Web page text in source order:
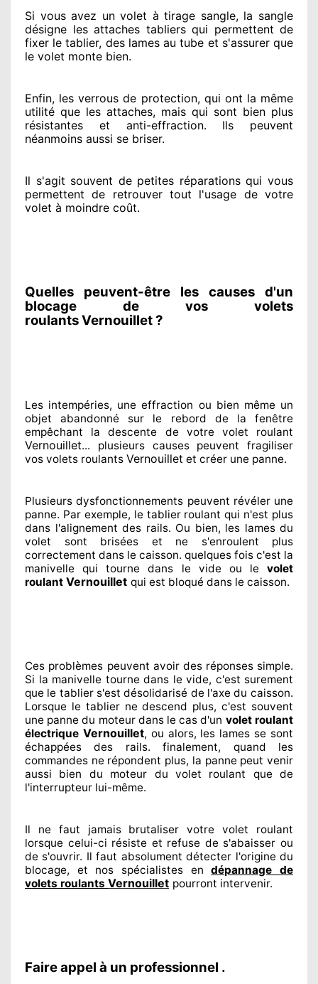
Si vous avez un volet à tirage sangle, la sangle
désigne les attaches tabliers qui permettent de
fixer le tablier, des lames au tube et s'assurerque
le volet monte bien.
Enfin, les verrous de protection, qui ont la même
utilité que les attaches, mais qui sont bien plus
résistantes et anti-effraction. Ils peuvent
néanmoins aussi se briser.
Il s'agit souvent de petites réparations qui vous
permettent de retrouver tout l'usage de votre
volet à moindre coût.
Quelles peuvent-être les causes d'un
blocage de vos volets
roulants Vernouillet ?
Les intempéries, une effraction ou bien même un
objet abandonné sur le rebord de la fenêtre
empêchant la descente de votre volet roulant
Vernouillet... plusieurscauses peuvent fragiliser
vos volets roulants Vernouillet et créer une panne.
Plusieurs dysfonctionnements peuvent révélerune
panne. Par exemple, le tablier roulant qui n'est plus
dans l'alignement des rails. Ou bien, les lames du
volet sont brisées et ne s'enroulent plus
correctement dans le caisson. quelques fois c'est la
manivelle qui tourne dans le vide ou le volet
roulant Vernouillet qui est bloqué dans le caisson.
Ces problèmes peuvent avoir des réponses simple.
Si la manivelle tourne dans le vide, c'est surement
que le tablier s'est désolidarisé de l'axe du caisson.
Lorsque le tablier ne descend plus, c'est souvent
une panne du moteur dans le cas d'un volet roulant
électrique Vernouillet, ou alors, les lames se sont
échappées des rails. finalement, quand les
commandes ne répondent plus, la panne peut venir
aussi bien du moteur du volet roulant que de
l'interrupteur lui-même.
Il ne faut jamais brutaliser votre volet roulant
lorsque celui-ci résiste et refuse de s'abaisser ou
de s'ouvrir. Il faut absolument détecter l'originedu
blocage, et nos spécialistes endépannage de
volets roulants Vernouillet pourront intervenir.
Faire appel à un professionnel .